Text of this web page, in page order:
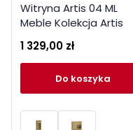
Witryna Artis 04 ML
Meble Kolekcja Artis
1 329,00 zł
do koszyka